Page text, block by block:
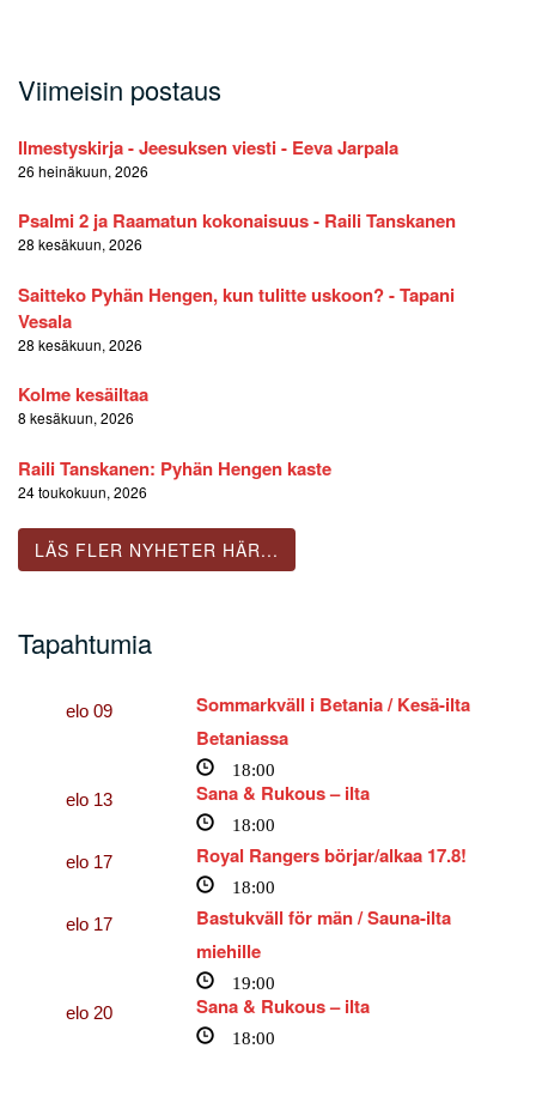
Viimeisin postaus
Ilmestyskirja - Jeesuksen viesti - Eeva Jarpala
26 heinäkuun, 2026
Psalmi 2 ja Raamatun kokonaisuus - Raili Tanskanen
28 kesäkuun, 2026
Saitteko Pyhän Hengen, kun tulitte uskoon? - Tapani
Vesala
28 kesäkuun, 2026
Kolme kesäiltaa
8 kesäkuun, 2026
Raili Tanskanen: Pyhän Hengen kaste
24 toukokuun, 2026
LÄS FLER NYHETER HÄR...
Tapahtumia
elo09
Sommarkväll i Betania / Kesä-ilta
Betaniassa
18:00
elo 13 Sana & Rukous – ilta
18:00
elo 17 Royal Rangers börjar/alkaa 17.8!
18:00
elo 17
Bastukväll för män / Sauna-ilta
miehille
19:00
elo 20 Sana & Rukous – ilta
18:00